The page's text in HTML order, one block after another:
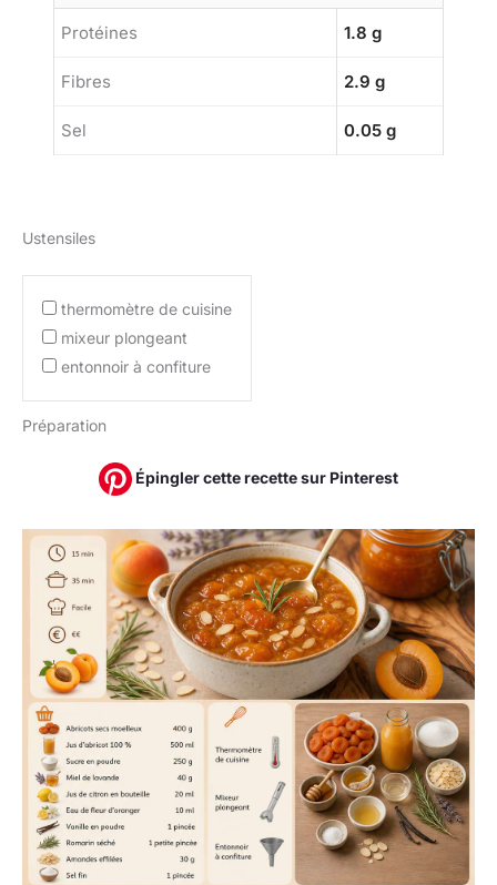
Protéines 1.8 g
Fibres 2.9 g
Sel 0.05 g
Ustensiles
thermomètre de cuisine
mixeur plongeant
entonnoir à confiture
Préparation
Épingler cette recette sur Pinterest